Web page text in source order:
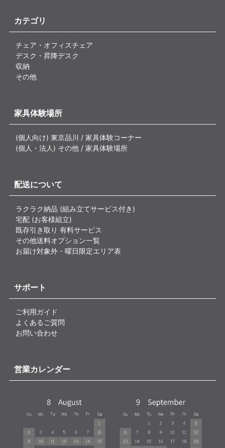
カテゴリ
チェア・オフィスチェア
デスク・昇降デスク
収納
その他
家具体験場所
(個人向け) 東京品川 / 家具体験コーナー
(個人・法人) その他 / 家具体験場所
配送について
ラクラク納品 (組み立てサービス付き)
宅配 (お客様組立)
既存引き取り 有料サービス
その他送料オプション一覧
お届け対象外・曜日限定エリア表
サポート
ご利用ガイド
よくあるご質問
お問い合わせ
営業カレンダー